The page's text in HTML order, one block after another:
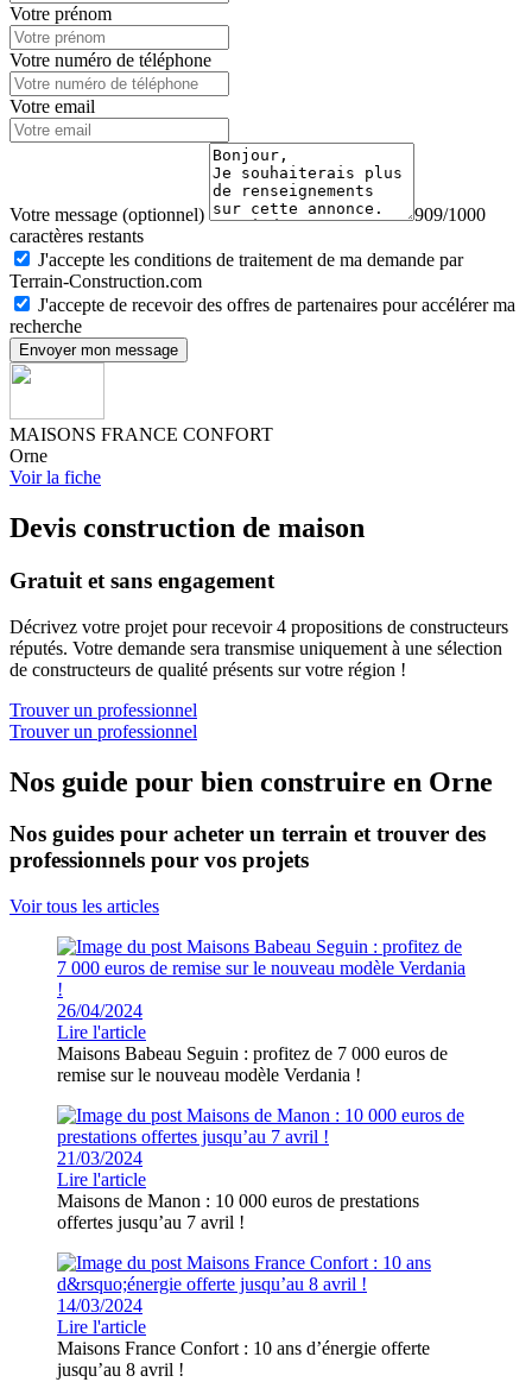
Votre prénom
Votre numéro de téléphone
Votre email
Votre message (optionnel)
909/1000
caractères restants
J'accepte les conditions de traitement de ma demande par
Terrain-Construction.com
J'accepte de recevoir des offres de partenaires pour accélérer ma
recherche
Envoyer mon message
MAISONS FRANCE CONFORT
Orne
Voir la fiche
Devis construction de maison
Gratuit et sans engagement
Décrivez votre projet pour recevoir 4 propositions de constructeurs
réputés. Votre demande sera transmise uniquement à une sélection
de constructeurs de qualité présents sur votre région !
Trouver un professionnel
Trouver un professionnel
Nos guide pour bien construire en Orne
Nos guides pour acheter un terrain et trouver des
professionnels pour vos projets
Voir tous les articles
26/04/2024
Lire l'article
Maisons Babeau Seguin : profitez de 7 000 euros de
remise sur le nouveau modèle Verdania !
21/03/2024
Lire l'article
Maisons de Manon : 10 000 euros de prestations
offertes jusqu’au 7 avril !
14/03/2024
Lire l'article
Maisons France Confort : 10 ans d’énergie offerte
jusqu’au 8 avril !